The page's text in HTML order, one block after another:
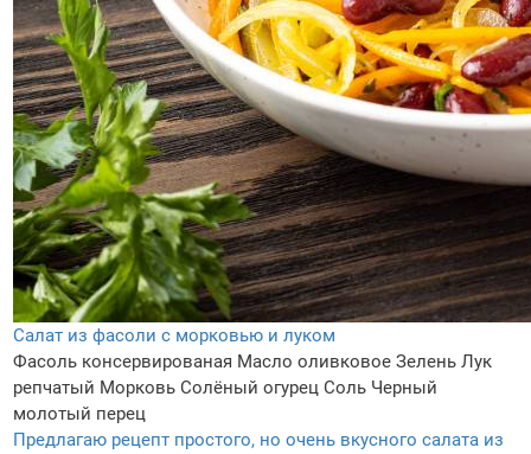
Салат из фасоли с морковью и луком
Фасоль консервированая Масло оливковое Зелень Лук
репчатый Морковь Солёный огурец Соль Черный
молотый перец
Предлагаю рецепт простого, но очень вкусного салата из